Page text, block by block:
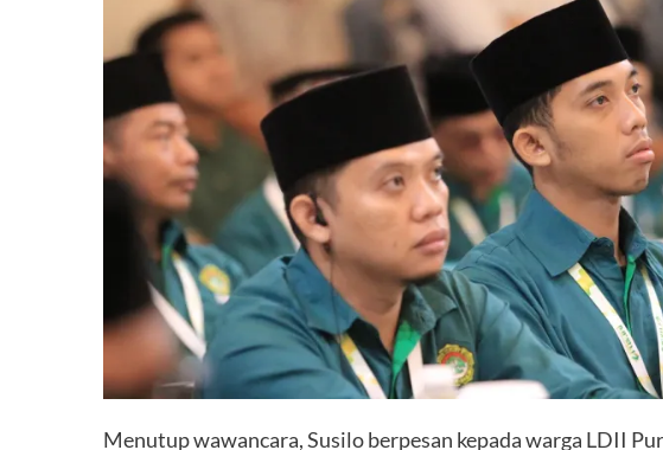
Menutup wawancara, Susilo berpesan kepada warga LDII